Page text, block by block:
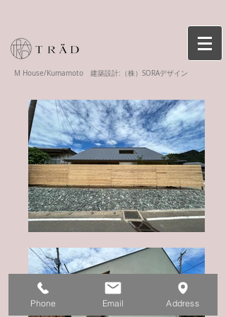
M House/Kumamoto 建築設計:（株）SORAデザイン
Phone Email Address